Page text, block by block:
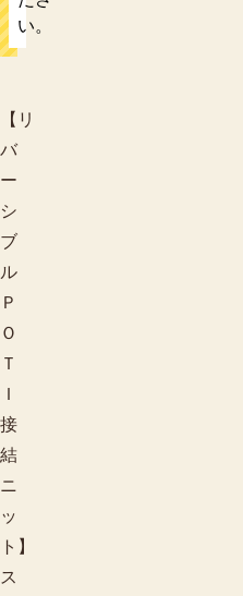
い。
【リ
バ
ー
シ
ブ
ル
Ｐ
Ｏ
Ｔ
Ｉ
接
結
ニ
ッ
ト】
ス